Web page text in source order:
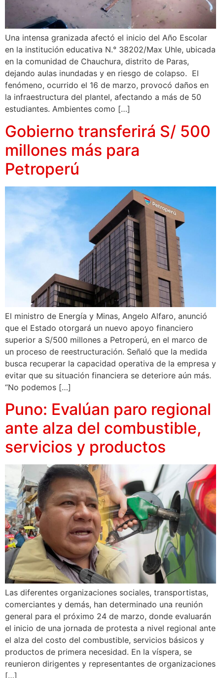
Una intensa granizada afectó el inicio del Año Escolar
en la institución educativa N.° 38202/Max Uhle, ubicada
en la comunidad de Chauchura, distrito de Paras,
dejando aulas inundadas y en riesgo de colapso. El
fenómeno, ocurrido el 16 de marzo, provocó daños en
la infraestructura del plantel, afectando a más de 50
estudiantes. Ambientes como […]
Gobierno transferirá S/ 500
millones más para
Petroperú
El ministro de Energía y Minas, Angelo Alfaro, anunció
que el Estado otorgará un nuevo apoyo financiero
superior a S/500 millones a Petroperú, en el marco de
un proceso de reestructuración. Señaló que la medida
busca recuperar la capacidad operativa de la empresa y
evitar que su situación financiera se deteriore aún más.
“No podemos […]
Puno: Evalúan paro regional
ante alza del combustible,
servicios y productos
Las diferentes organizaciones sociales, transportistas,
comerciantes y demás, han determinado una reunión
general para el próximo 24 de marzo, donde evaluarán
el inicio de una jornada de protesta a nivel regional ante
el alza del costo del combustible, servicios básicos y
productos de primera necesidad. En la víspera, se
reunieron dirigentes y representantes de organizaciones
[…]